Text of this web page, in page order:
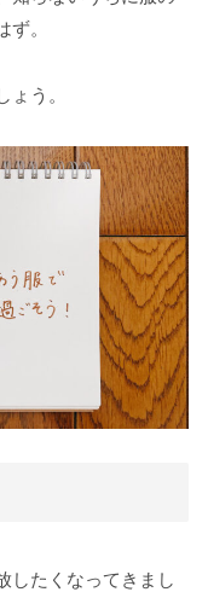
。
う。
したくなってきまし